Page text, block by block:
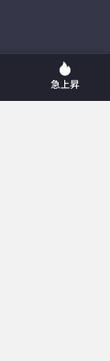
急上昇